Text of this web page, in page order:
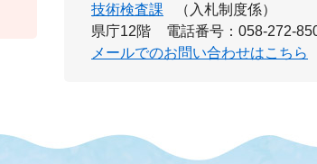
技術検査課
（入札制度係）
県庁12階
電話番号：058-272-
メールでのお問い合わせはこちら